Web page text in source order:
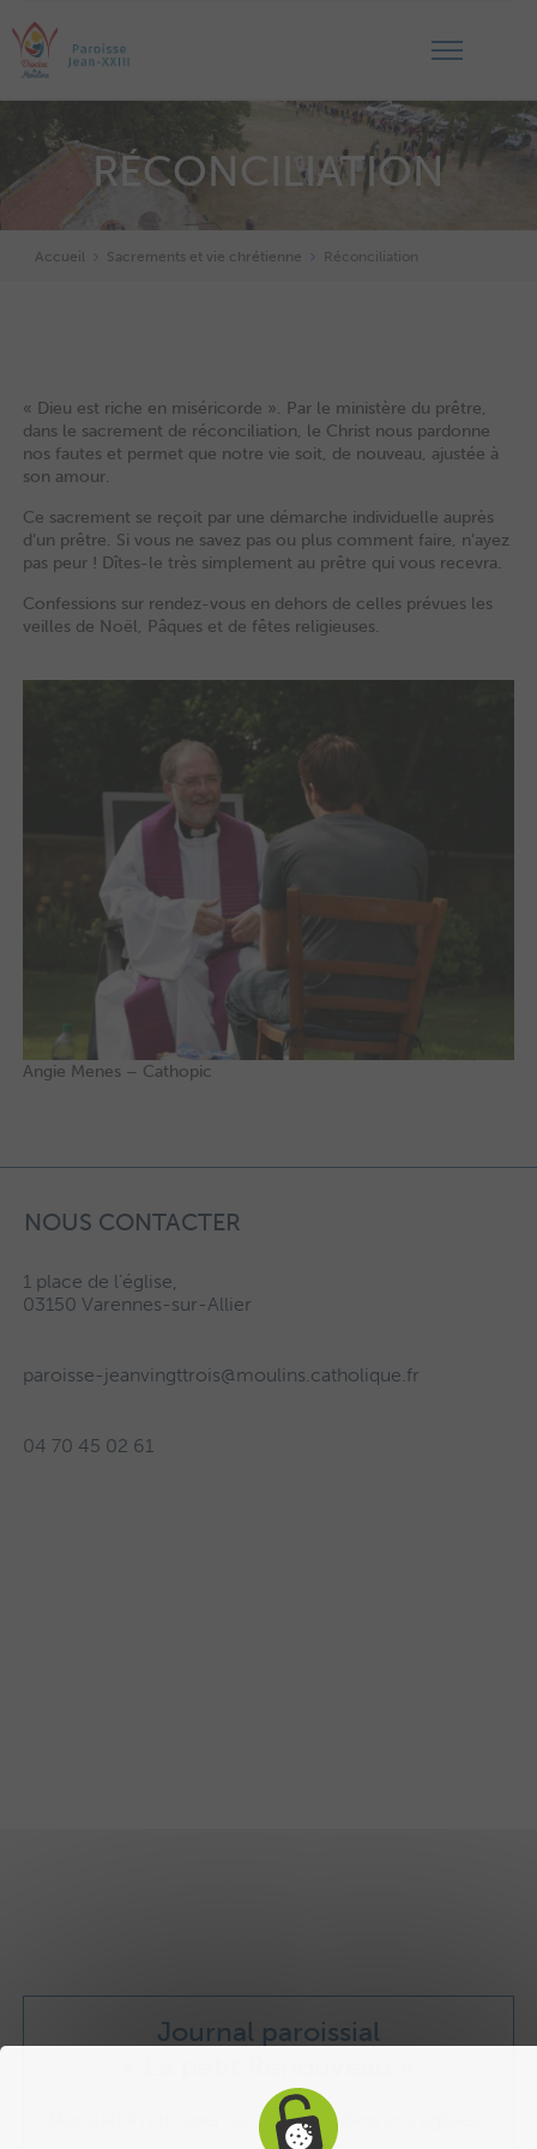
RÉCONCILIATION
Accueil Sacrements et vie chrétienne Réconciliation
« Dieu est riche en miséricorde ». Par le ministère du prêtre,
dans le sacrement de réconciliation, le Christ nous pardonne
nos fautes et permet que notre vie soit, de nouveau, ajustée à
son amour.
Ce sacrement se reçoit par une démarche individuelle auprès
d’un prêtre. Si vous ne savez pas ou plus comment faire, n’ayez
pas peur ! Dîtes-le très simplement au prêtre qui vous recevra.
Confessions sur rendez-vous en dehors de celles prévues les
veilles de Noël, Pâques et de fêtes religieuses.
Angie Menes – Cathopic
NOUS CONTACTER
1 place de l’église,
03150 Varennes-sur-Allier
paroisse-jeanvingttrois@moulins.catholique.fr
04 70 45 02 61
Journal paroissial
Mensuel à retrouver sur le site ou dans vos églises.